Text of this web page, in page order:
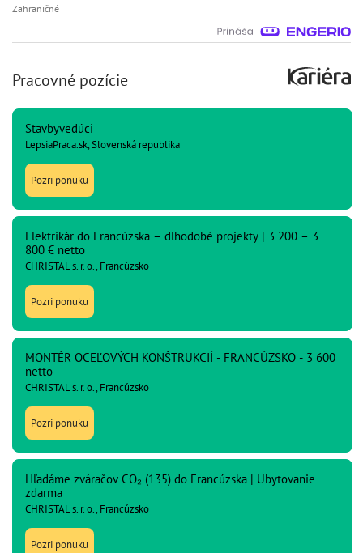
Zahraničné
Pracovné pozície
Stavbyvedúci
LepsiaPraca.sk, Slovenská republika
Pozri ponuku
Elektrikár do Francúzska – dlhodobé projekty | 3 200 – 3
800 € netto
CHRISTAL s. r. o., Francúzsko
Pozri ponuku
MONTÉR OCEĽOVÝCH KONŠTRUKCIÍ - FRANCÚZSKO - 3 600
netto
CHRISTAL s. r. o., Francúzsko
Pozri ponuku
Hľadáme zváračov CO₂ (135) do Francúzska | Ubytovanie
zdarma
CHRISTAL s. r. o., Francúzsko
Pozri ponuku